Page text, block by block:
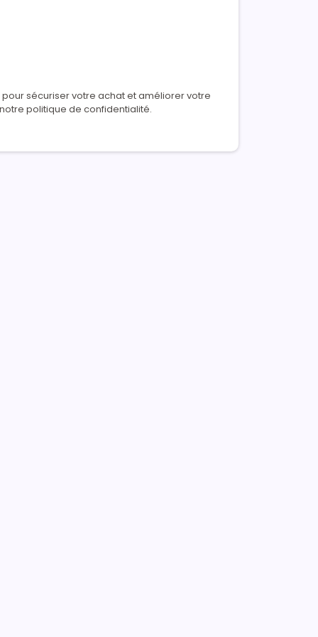
sécuriser votre achat et améliorer votre
politique de confidentialité.